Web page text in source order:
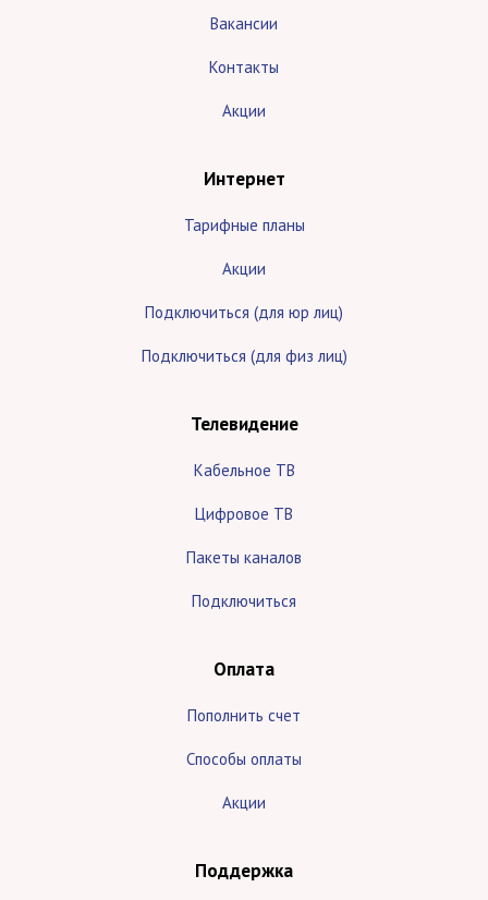
Вакансии
Контакты
Акции
Интернет
Тарифные планы
Акции
Подключиться (для юр лиц)
Подключиться (для физ лиц)
Телевидение
Кабельное ТВ
Цифровое ТВ
Пакеты каналов
Подключиться
Оплата
Пополнить счет
Способы оплаты
Акции
Поддержка